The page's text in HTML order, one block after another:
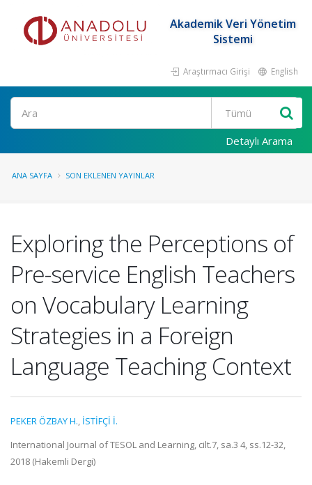
Akademik Veri Yönetim
Sistemi
Araştırmacı Girişi English
Ara
Detaylı Arama
ANA SAYFA SON EKLENEN YAYINLAR
Exploring the Perceptions of
Pre-service English Teachers
on Vocabulary Learning
Strategies in a Foreign
Language Teaching Context
PEKER ÖZBAY H., İSTİFÇİ İ.
International Journal of TESOL and Learning, cilt.7, sa.3 4, ss.12-32,
2018 (Hakemli Dergi)